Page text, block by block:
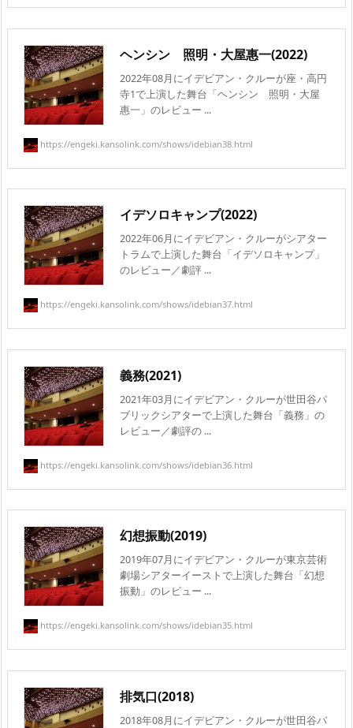
ヘンシン 照明・大屋惠一(2022)
2022年08月にイデビアン・クルーが座・高円
寺1で上演した舞台「ヘンシン 照明・大屋
惠一」のレビュー ...
https://engeki.kansolink.com/shows/idebian38.html
イデソロキャンプ(2022)
2022年06月にイデビアン・クルーがシアター
トラムで上演した舞台「イデソロキャンプ」
のレビュー／劇評 ...
https://engeki.kansolink.com/shows/idebian37.html
義務(2021)
2021年03月にイデビアン・クルーが世田谷パ
ブリックシアターで上演した舞台「義務」の
レビュー／劇評の ...
https://engeki.kansolink.com/shows/idebian36.html
幻想振動(2019)
2019年07月にイデビアン・クルーが東京芸術
劇場シアターイーストで上演した舞台「幻想
振動」のレビュー ...
https://engeki.kansolink.com/shows/idebian35.html
排気口(2018)
2018年08月にイデビアン・クルーが世田谷パ